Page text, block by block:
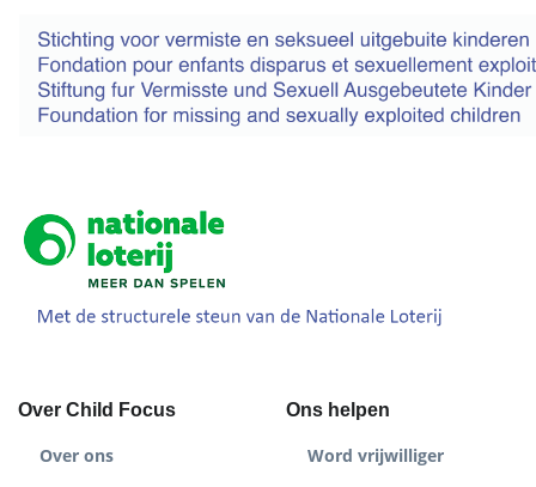
Over Child Focus
Over ons
Ons helpen
Word vrijwilliger